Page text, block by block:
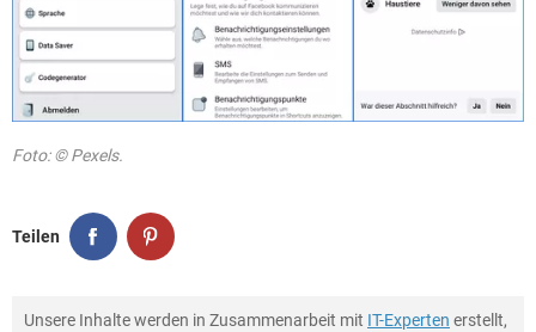
Foto: © Pexels.
Teilen
Unsere Inhalte werden in Zusammenarbeit mit IT-Experten erstellt,